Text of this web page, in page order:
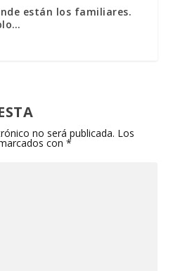
están los familiares.
no será publicada. Los
con*